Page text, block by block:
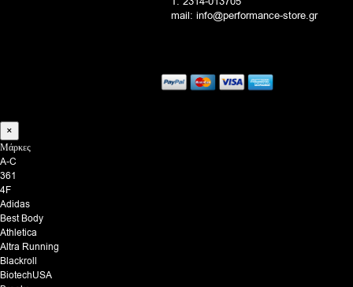
mail: info@performance-store.gr
×
Μάρκες
A-C
361
4F
Adidas
Best Body
Athletica
Altra Running
Blackroll
BiotechUSA